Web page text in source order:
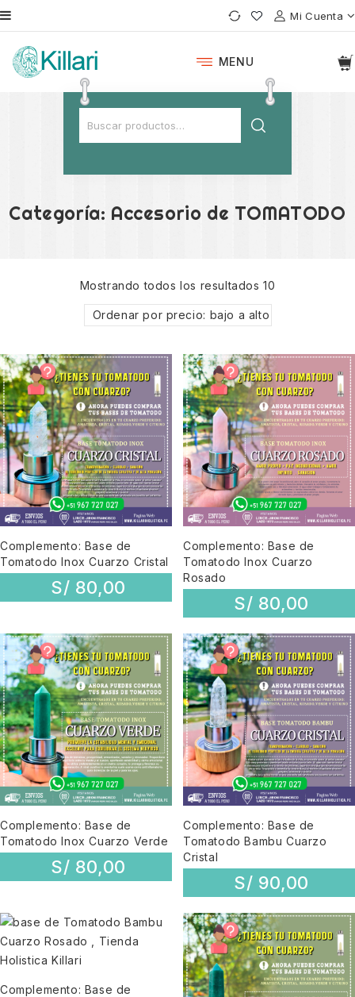
Mi Cuenta
MENU
Categoría: Accesorio de TOMATODO
Mostrando todos los resultados 10
Ordenar por precio: bajo a alto
Complemento: Base de
Tomatodo Inox Cuarzo Cristal
S/ 80,00
Complemento: Base de
Tomatodo Inox Cuarzo
Rosado
S/ 80,00
Complemento: Base de
Tomatodo Inox Cuarzo Verde
S/ 80,00
Complemento: Base de
Tomatodo Bambu Cuarzo
Cristal
S/ 90,00
Complemento: Base de